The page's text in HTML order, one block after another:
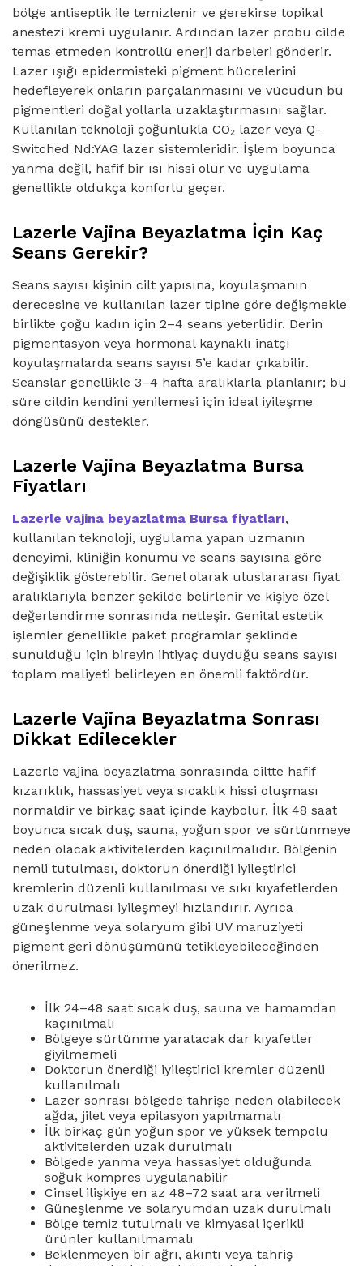
bölge antiseptik ile temizlenir ve gerekirse topikal
anestezi kremi uygulanır. Ardından lazer probu cilde
temas etmeden kontrollü enerji darbeleri gönderir.
Lazer ışığı epidermisteki pigment hücrelerini
hedefleyerek onların parçalanmasını ve vücudun bu
pigmentleri doğal yollarla uzaklaştırmasını sağlar.
Kullanılan teknoloji çoğunlukla CO₂ lazer veya Q-
Switched Nd:YAG lazer sistemleridir. İşlem boyunca
yanma değil, hafif bir ısı hissi olur ve uygulama
genellikle oldukça konforlu geçer.
Lazerle Vajina Beyazlatma İçin Kaç
Seans Gerekir?
Seans sayısı kişinin cilt yapısına, koyulaşmanın
derecesine ve kullanılan lazer tipine göre değişmekle
birlikte çoğu kadın için 2–4 seans yeterlidir. Derin
pigmentasyon veya hormonal kaynaklı inatçı
koyulaşmalarda seans sayısı 5’e kadar çıkabilir.
Seanslar genellikle 3–4 hafta aralıklarla planlanır; bu
süre cildin kendini yenilemesi için ideal iyileşme
döngüsünü destekler.
Lazerle Vajina Beyazlatma Bursa
Fiyatları
Lazerle vajina beyazlatma Bursa fiyatları,
kullanılan teknoloji, uygulama yapan uzmanın
deneyimi, kliniğin konumu ve seans sayısına göre
değişiklik gösterebilir. Genel olarak uluslararası fiyat
aralıklarıyla benzer şekilde belirlenir ve kişiye özel
değerlendirme sonrasında netleşir. Genital estetik
işlemler genellikle paket programlar şeklinde
sunulduğu için bireyin ihtiyaç duyduğu seans sayısı
toplam maliyeti belirleyen en önemli faktördür.
Lazerle Vajina Beyazlatma Sonrası
Dikkat Edilecekler
Lazerle vajina beyazlatma sonrasında ciltte hafif
kızarıklık, hassasiyet veya sıcaklık hissi oluşması
normaldir ve birkaç saat içinde kaybolur. İlk 48 saat
boyunca sıcak duş, sauna, yoğun spor ve sürtünmeye
neden olacak aktivitelerden kaçınılmalıdır. Bölgenin
nemli tutulması, doktorun önerdiği iyileştirici
kremlerin düzenli kullanılması ve sıkı kıyafetlerden
uzak durulması iyileşmeyi hızlandırır. Ayrıca
güneşlenme veya solaryum gibi UV maruziyeti
pigment geri dönüşümünü tetikleyebileceğinden
önerilmez.
İlk 24–48 saat sıcak duş, sauna ve hamamdan
kaçınılmalı
Bölgeye sürtünme yaratacak dar kıyafetler
giyilmemeli
Doktorun önerdiği iyileştirici kremler düzenli
kullanılmalı
Lazer sonrası bölgede tahrişe neden olabilecek
ağda, jilet veya epilasyon yapılmamalı
İlk birkaç gün yoğun spor ve yüksek tempolu
aktivitelerden uzak durulmalı
Bölgede yanma veya hassasiyet olduğunda
soğuk kompres uygulanabilir
Cinsel ilişkiye en az 48–72 saat ara verilmeli
Güneşlenme ve solaryumdan uzak durulmalı
Bölge temiz tutulmalı ve kimyasal içerikli
ürünler kullanılmamalı
Beklenmeyen bir ağrı, akıntı veya tahriş